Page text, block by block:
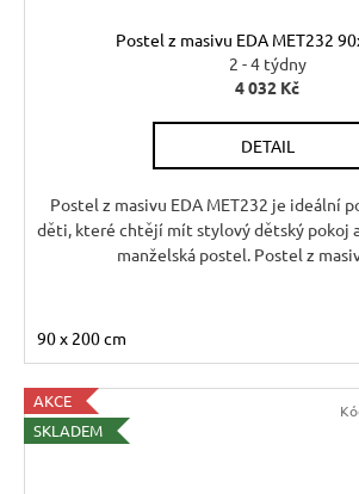
Postel z masivu EDA MET232
2 - 4 týdny
4 032 Kč
DETAIL
Postel z masivu EDA MET232 je ideální
děti, které chtějí mít stylový dětský pokoj
manželská postel. Postel z
90 x 200 cm
AKCE
SKLADEM